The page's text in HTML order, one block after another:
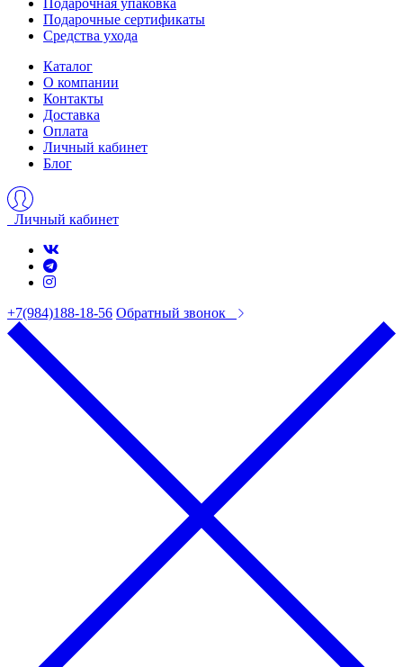
Подарочные сертификаты
Средства ухода
Каталог
О компании
Контакты
Доставка
Оплата
Личный кабинет
Блог
Личный кабинет
+7(984)188-18-56 Обратный звонок